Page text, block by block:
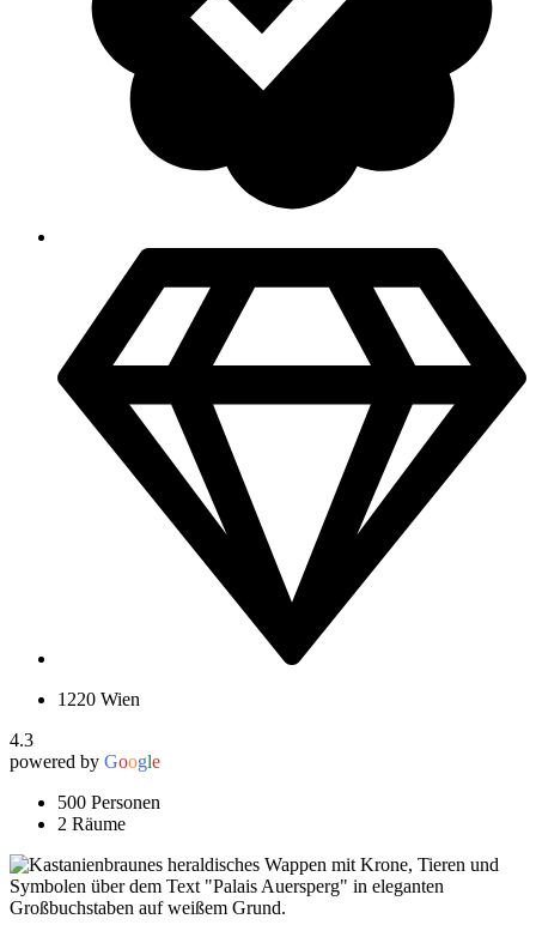
1220 Wien
4.3
powered by Google
500 Personen
2 Räume